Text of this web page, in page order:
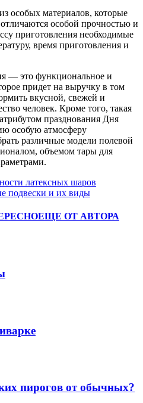
особых материалов, которые
особой прочностью и
приготовления необходимые
время приготовления и
— это функциональное и
придет на выручку в том
вкусной, свежей и
человек. Кроме того, такая
празднования Дня
особую атмосферу
различные модели полевой
объемом тары для
латексных шаров
подвески и их виды
ЕЩЕ ОТ АВТОРА
пирогов от обычных?